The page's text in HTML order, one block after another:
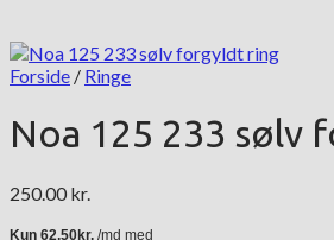
Forside / Ringe
Noa 125 233 sølv
250.00 kr.